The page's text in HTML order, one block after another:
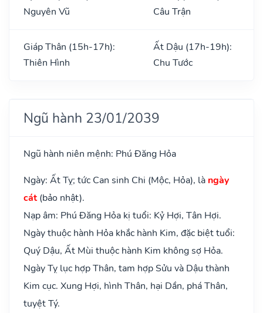
Nguyên Vũ
Câu Trận
Giáp Thân (15h-17h):
Thiên Hình
Ất Dậu (17h-19h):
Chu Tước
Ngũ hành 23/01/2039
Ngũ hành niên mệnh: Phú Đăng Hỏa
Ngày: Ất Tỵ; tức Can sinh Chi (Mộc, Hỏa), là ngày
cát(bảo nhật).
Nạp âm: Phú Đăng Hỏa kị tuổi: Kỷ Hợi, Tân Hợi.
Ngày thuộc hành Hỏa khắc hành Kim, đặc biệt tuổi:
Quý Dậu, Ất Mùi thuộc hành Kim không sợ Hỏa.
Ngày Tỵ lục hợp Thân, tam hợp Sửu và Dậu thành
Kim cục. Xung Hợi, hình Thân, hại Dần, phá Thân,
tuyệt Tý.